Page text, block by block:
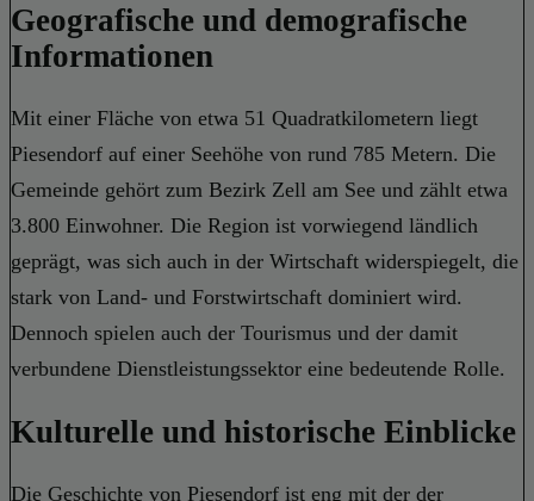
Geografische und demografische
Informationen
Mit einer Fläche von etwa 51 Quadratkilometern liegt
Piesendorf auf einer Seehöhe von rund 785 Metern. Die
Gemeinde gehört zum Bezirk Zell am See und zählt etwa
3.800 Einwohner. Die Region ist vorwiegend ländlich
geprägt, was sich auch in der Wirtschaft widerspiegelt, die
stark von Land- und Forstwirtschaft dominiert wird.
Dennoch spielen auch der Tourismus und der damit
verbundene Dienstleistungssektor eine bedeutende Rolle.
Kulturelle und historische Einblicke
Die Geschichte von Piesendorf ist eng mit der der